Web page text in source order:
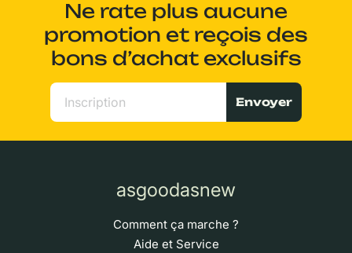
Ne rate plus aucune
promotion et reçois des
bons d’achat exclusifs
Envoyer
asgoodasnew
Comment ça marche ?
Aide et Service